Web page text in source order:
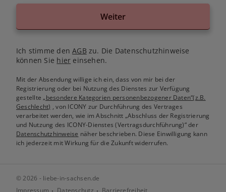
Weiter
Ich stimme denAGB zu. Die Datenschutzhinweise
können Sie hier einsehen.
Mit der Absendung willige ich ein, dass von mir bei der
Registrierung oder bei Nutzung des Dienstes zur Verfügung
gestellte„besondere Kategorien personenbezogener Daten“(z.B.
Geschlecht) , von ICONY zur Durchführung des Vertrages
verarbeitet werden, wie im Abschnitt „Abschluss der Registrierung
und Nutzung des ICONY-Dienstes (Vertragsdurchführung)“ der
Datenschutzhinweise näher beschrieben. Diese Einwilligung kann
ich jederzeit mit Wirkung für die Zukunft widerrufen.
© 2026 - liebe-in-sachsen.de
Impressum
Datenschutz Barrierefreiheit